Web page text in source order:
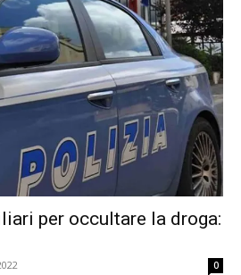
per occultare la droga:
0